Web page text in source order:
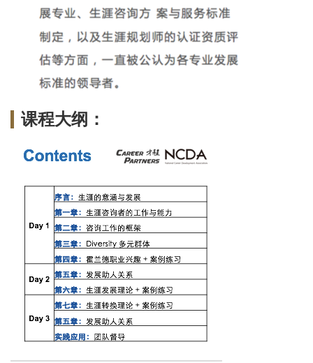
课程大纲：